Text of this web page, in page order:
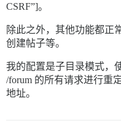
CSRF”]。
除此之外，其他功能都正
创建帖子等。
我的配置是子目录模式，
/forum 的所有请求进行重
地址。